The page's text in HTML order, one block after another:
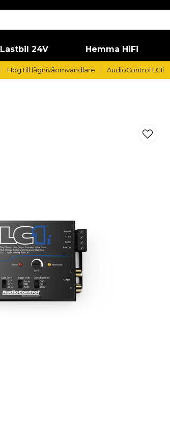
Lastbil 24V Hemma HiFi
Hög till lågnivåomvandlare AudioControl LC1i